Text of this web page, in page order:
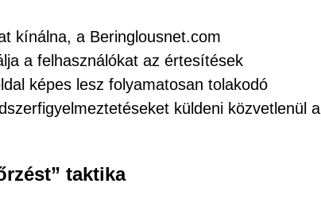
kínálna, a Beringlousnet.com
a felhasználókat az értesítések
képes lesz folyamatosan tolakodó
küldeni közvetlenül a
taktika